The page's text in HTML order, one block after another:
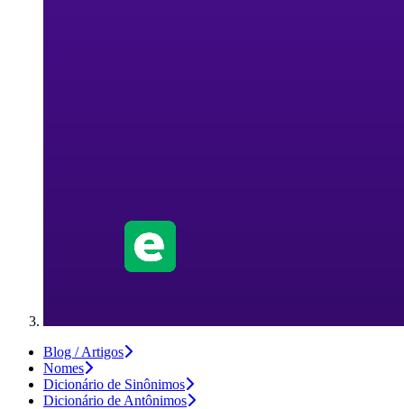
Blog / Artigos
Nomes
Dicionário de Sinônimos
Dicionário de Antônimos